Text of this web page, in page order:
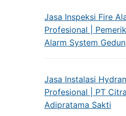
Jasa Inspeksi Fire
Profesional |
Alarm System
Jasa Instalasi
Profesional | PT Citra
Adipratama Sakti